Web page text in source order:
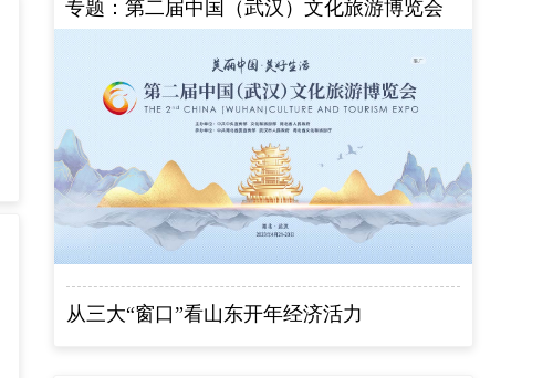
专题：第二届中国（武汉）文化旅游博览会
从三大“窗口”看山东开年经济活力